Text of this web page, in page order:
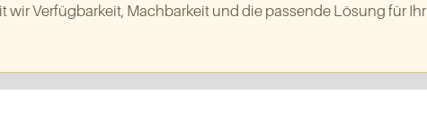
wir Verfügbarkeit, Machbarkeit und die passende Lösung für Ihr